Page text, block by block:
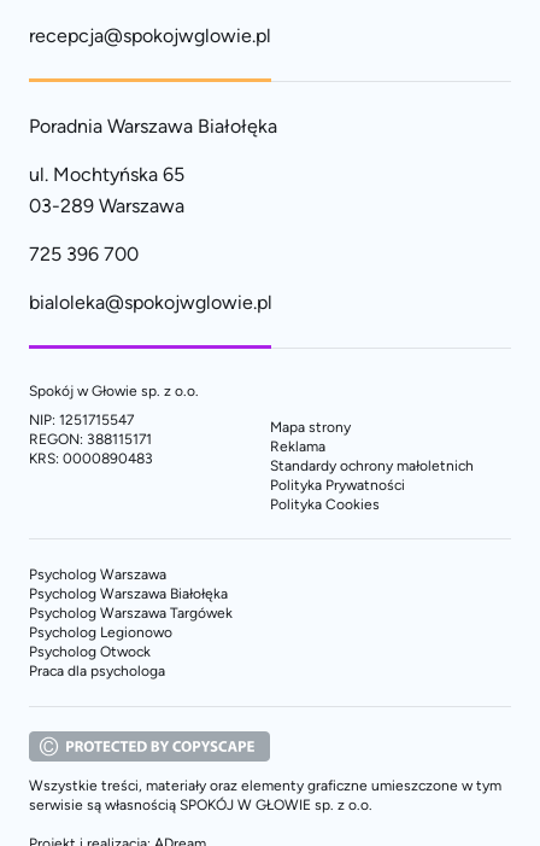
recepcja@spokojwglowie.pl
Poradnia Warszawa Białołęka
ul. Mochtyńska 65
03-289 Warszawa
725 396 700
bialoleka@spokojwglowie.pl
Spokój w Głowie sp. z o.o.
NIP: 1251715547
REGON: 388115171
KRS: 0000890483
Mapa strony
Reklama
Standardy ochrony małoletnich
Polityka Prywatności
Polityka Cookies
Psycholog Warszawa
Psycholog Warszawa Białołęka
Psycholog Warszawa Targówek
Psycholog Legionowo
Psycholog Otwock
Praca dla psychologa
Wszystkie treści, materiały oraz elementy graficzne umieszczone w tym
serwisie są własnością SPOKÓJ W GŁOWIE sp. z o.o.